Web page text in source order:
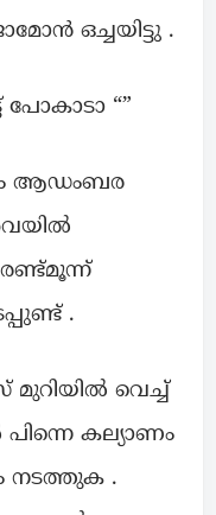
ഒച്ചയിട്ടു .
പോകാടാ “”
ആഡംബര
.
വെച്ച്
കല്യാണം
നടത്തുക .